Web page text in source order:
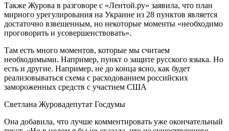
Также Журова в разговоре с «Лентой.ру» заявила, что план
мирного урегулирования на Украине из 28 пунктов является
достаточно взвешенным, но некоторые моменты «необходимо
проговорить и усовершенствовать».
Там есть много моментов, которые мы считаем
необходимыми. Например, пункт о защите русского языка. Но
есть и другие. Например, не до конца ясно, как будет
реализовываться схема с расходованием российских
замороженных средств с участием США
Светлана Журовадепутат Госдумы
Она добавила, что лучше комментировать уже окончательный